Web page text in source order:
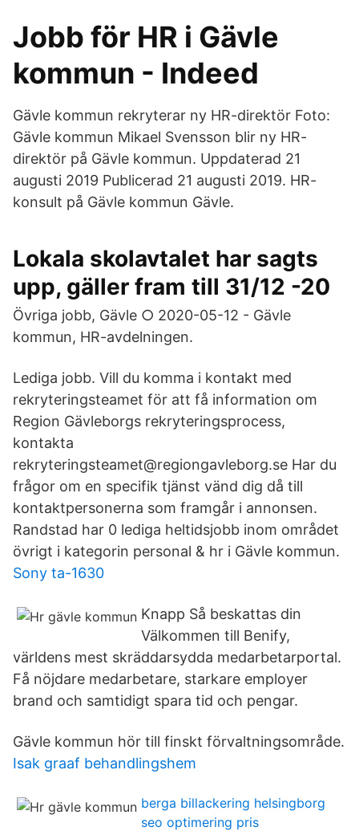
Jobb för HR i Gävle
kommun - Indeed
Gävle kommun rekryterar ny HR-direktör Foto:
Gävle kommun Mikael Svensson blir ny HR-
direktör på Gävle kommun. Uppdaterad 21
augusti 2019 Publicerad 21 augusti 2019. HR-
konsult på Gävle kommun Gävle.
Lokala skolavtalet har sagts
upp, gäller fram till 31/12 -20
Övriga jobb, Gävle ○ 2020-05-12 - Gävle
kommun, HR-avdelningen.
Lediga jobb. Vill du komma i kontakt med
rekryteringsteamet för att få information om
Region Gävleborgs rekryteringsprocess,
kontakta
rekryteringsteamet@regiongavleborg.se Har du
frågor om en specifik tjänst vänd dig då till
kontaktpersonerna som framgår i annonsen.
Randstad har 0 lediga heltidsjobb inom området
övrigt i kategorin personal & hr i Gävle kommun.
Sony ta-1630
Knapp Så beskattas din
Välkommen till Benify,
världens mest skräddarsydda medarbetarportal.
Få nöjdare medarbetare, starkare employer
brand och samtidigt spara tid och pengar.
Gävle kommun hör till finskt förvaltningsområde.
Isak graaf behandlingshem
berga billackering helsingborg
seo optimering pris